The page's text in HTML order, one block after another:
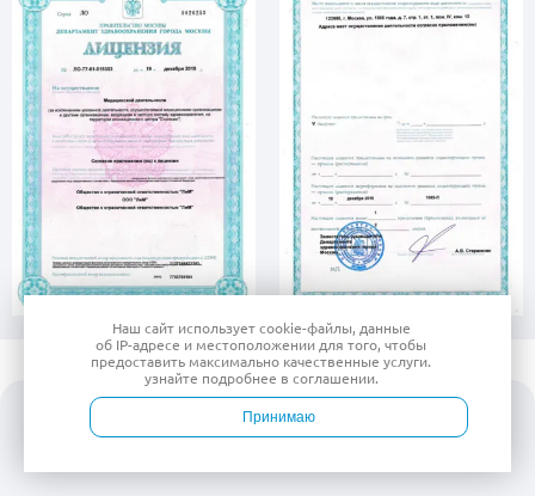
Наш сайт используетcookie-файлы, данные
об IP-адресе и местоположении для того, чтобы
предоставить максимально качественные услуги.
узнайте подробнее в соглашении.
Принимаю